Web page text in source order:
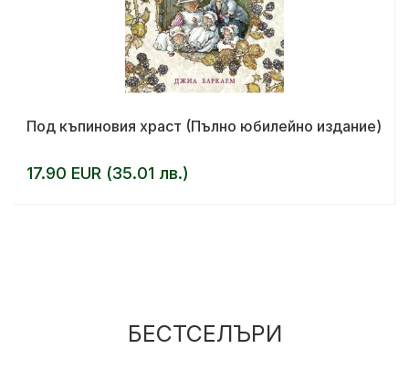
Под къпиновия храст (Пълно юбилейно издание)
17.90 EUR (35.01 лв.)
БЕСТСЕЛЪРИ